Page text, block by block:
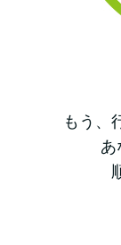
もう、
あ